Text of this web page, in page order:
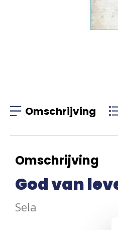
Omschrijving
Omschrijving
God van
Sela